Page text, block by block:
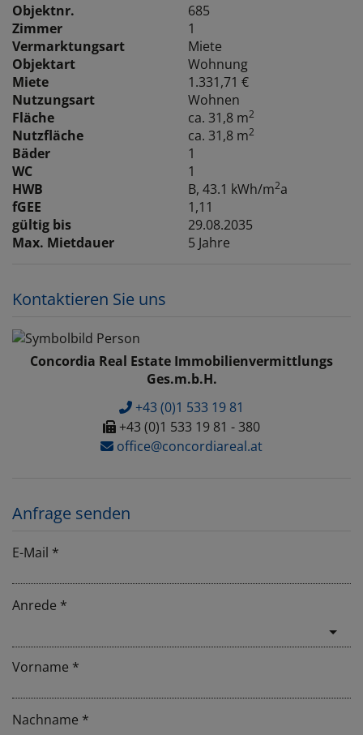
Objektnr.
685
Zimmer
1
Vermarktungsart
Miete
Objektart
Wohnung
Miete
1.331,71 €
Nutzungsart
Wohnen
Fläche
ca. 31,8 m2
Nutzfläche ca. 31,8 m2
Bäder
1
WC
1
HWB
B, 43.1 kWh/m2a
fGEE
1,11
gültig bis
29.08.2035
Max. Mietdauer
5 Jahre
Kontaktieren Sie uns
Concordia Real Estate Immobilienvermittlungs
Ges.m.b.H.
+43 (0)1 533 19 81
+43 (0)1 533 19 81 - 380
office@concordiareal.at
Anfrage senden
E-Mail
Anrede
Vorname
Nachname